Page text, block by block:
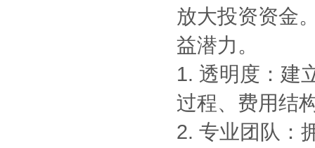
放大投资资金
益潜力。
1. 透明度：建
过程、费用结
2. 专业团队：